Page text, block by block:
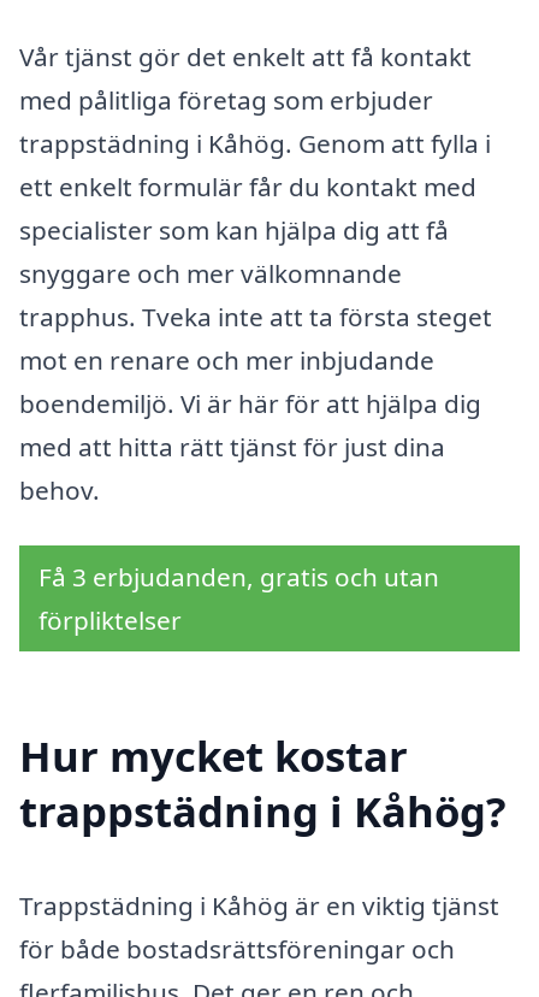
Vår tjänst gör det enkelt att få kontakt
med pålitliga företag som erbjuder
trappstädning i Kåhög. Genom att fylla i
ett enkelt formulär får du kontakt med
specialister som kan hjälpa dig att få
snyggare och mer välkomnande
trapphus. Tveka inte att ta första steget
mot en renare och mer inbjudande
boendemiljö. Vi är här för att hjälpa dig
med att hitta rätt tjänst för just dina
behov.
Få 3 erbjudanden, gratis och utan
förpliktelser
Hur mycket kostar
trappstädning i Kåhög?
Trappstädning i Kåhög är en viktig tjänst
för både bostadsrättsföreningar och